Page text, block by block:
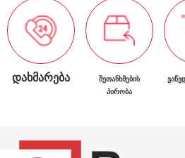
ᲓᲐᲮᲛᲐᲠᲔᲑᲐ
ᲨᲔᲗᲐᲜᲮᲛᲔᲑᲘᲡ
ᲞᲘᲠᲝᲑᲐ